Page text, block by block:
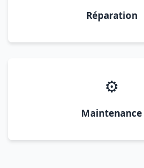
Réparation
⚙️
Maintenance